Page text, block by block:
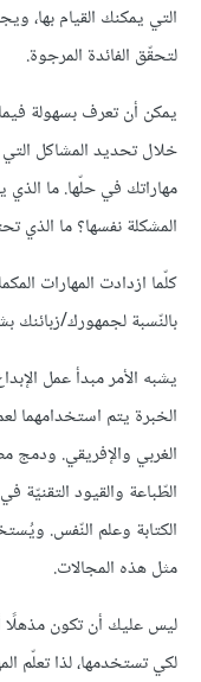
التي يمكنك القيام بها،
لتحقّق الفائدة المرجوة.
يمكن أن تعرف بسهولة فيما
خلال تحديد المشاكل
مهاراتك في حلّها. ما
المشكلة نفسها؟ ما الذي
كلّما ازدادت المهارات
بالنّسبة لجمهورك/زبائنك
يشبه الأمر مبدأ عمل
الخبرة يتم استخدامهما
الغربي والإفريقي.
الطّباعة والقيود
الكتابة وعلم النّفس.
مثل هذه المجالات.
ليس عليك أن تكون مذهلًا
لكي تستخدمها، لذا تعلّم